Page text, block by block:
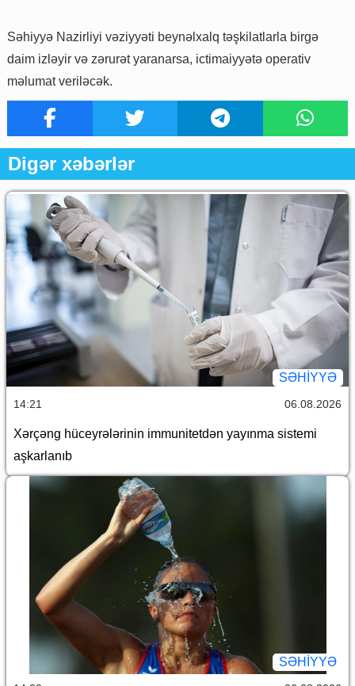
Səhiyyə Nazirliyi vəziyyəti beynəlxalq təşkilatlarla birgə
daim izləyir və zərurət yaranarsa, ictimaiyyətə operativ
məlumat veriləcək.
Digər xəbərlər
SƏHIYYƏ
14:21 06.08.2026
Xərçəng hüceyrələrinin immunitetdən yayınma sistemi
aşkarlanıb
SƏHIYYƏ